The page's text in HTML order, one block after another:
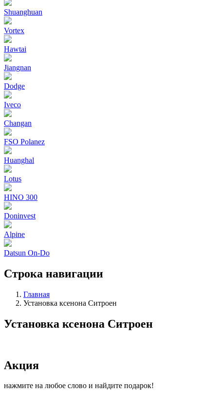
Shuanghuan
Vortex
Hawtai
Jiangnan
Dodge
Iveco
Changan
FSO Polanez
Huanghal
Lotus
HINO 300
Doninvest
Alpine
Datsun On-Do
Строка навигации
Главная
Установка ксенона Ситроен
Установка ксенона Ситроен
Акция
нажмите на любое слово и найдите подарок!